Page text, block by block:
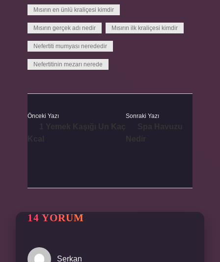
Mısırın en ünlü kraliçesi kimdir
Mısırın gerçek adı nedir Mısırın ilk kraliçesi kimdir
Nefertiti mumyası nerededir
Nefertitinin mezarı nerede
Önceki Yazı Sonraki Yazı
14 YORUM
Serkan